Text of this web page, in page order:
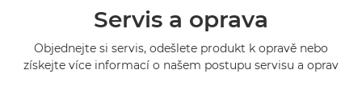
Servis a oprava
Objednejte si servis, odešlete produkt k opravě nebo
získejte více informací o našem postupu servisu a oprav